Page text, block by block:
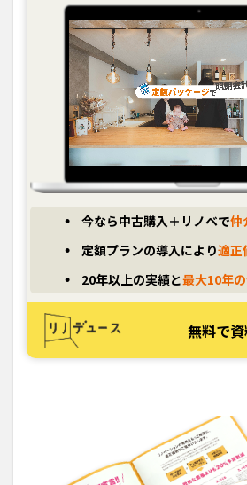
今なら中古購入＋リノベで仲
定額プランの導入により適正
20年以上の実績と最大10年
無料で